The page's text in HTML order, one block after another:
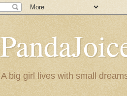
A big girl lives with small